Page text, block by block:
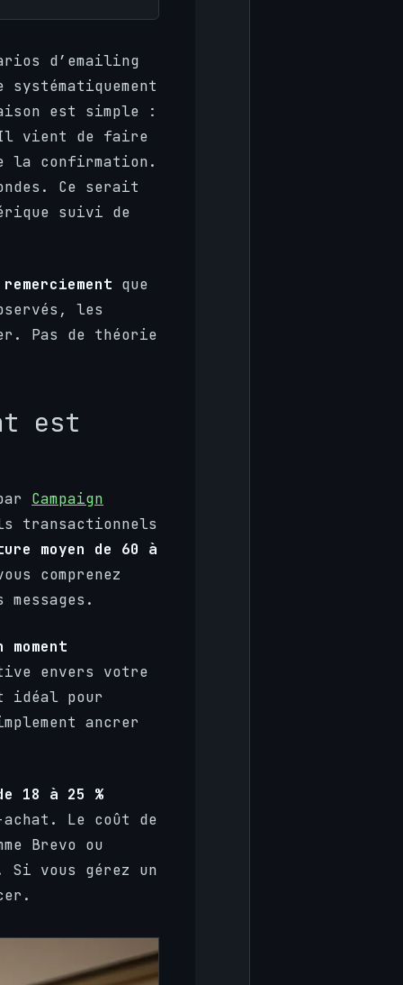
d’emailing
est simple :
vient de faire
la confirmation.
Ce serait
suivi de
que
les
Pas de théorie
est
Campaign
transactionnels
moyen de 60 à
comprenez
moment
envers votre
idéal pour
ancrer
18 à 25 %
Le coût de
Brevo ou
vous gérez un